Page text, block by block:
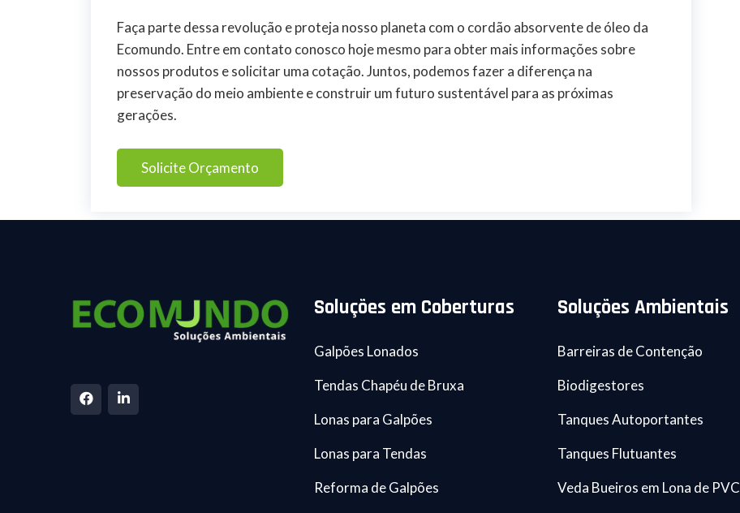
Faça parte dessa revolução e proteja nosso planeta com o cordão absorvente de óleo da
Ecomundo. Entre em contato conosco hoje mesmo para obter mais informações sobre
nossos produtos e solicitar uma cotação. Juntos, podemos fazer a diferença na
preservação do meio ambiente e construir um futuro sustentável para as próximas
gerações.
Solicite Orçamento
Soluções em Coberturas
Galpões Lonados
Tendas Chapéu de Bruxa
Lonas para Galpões
Lonas para Tendas
Reforma de Galpões
Soluções Ambientais
Barreiras de Contenção
Biodigestores
Tanques Autoportantes
Tanques Flutuantes
Veda Bueiros em Lona de PVC